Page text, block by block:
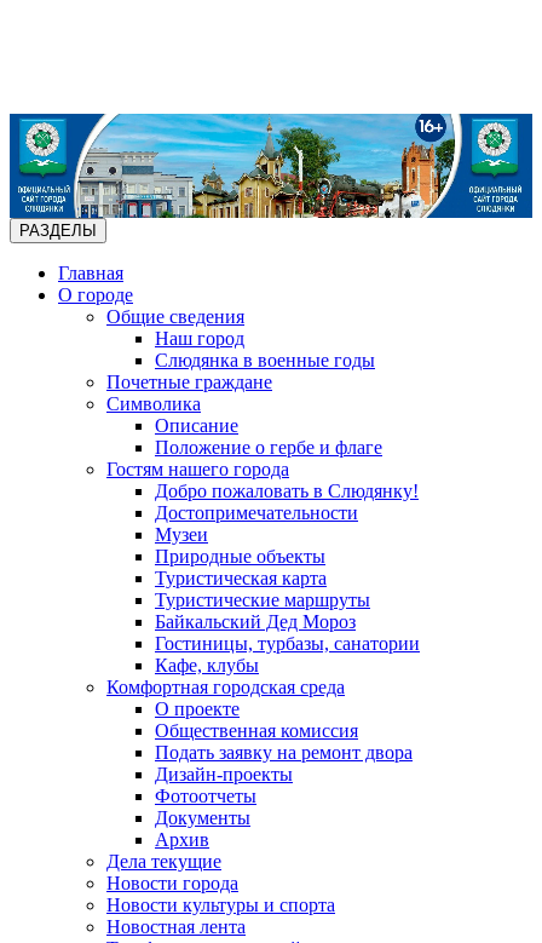
РАЗДЕЛЫ
Главная
О городе
Общие сведения
Наш город
Слюдянка в военные годы
Почетные граждане
Символика
Описание
Положение о гербе и флаге
Гостям нашего города
Добро пожаловать в Слюдянку!
Достопримечательности
Музеи
Природные объекты
Туристическая карта
Туристические маршруты
Байкальский Дед Мороз
Гостиницы, турбазы, санатории
Кафе, клубы
Комфортная городская среда
О проекте
Общественная комиссия
Подать заявку на ремонт двора
Дизайн-проекты
Фотоотчеты
Документы
Архив
Дела текущие
Новости города
Новости культуры и спорта
Новостная лента